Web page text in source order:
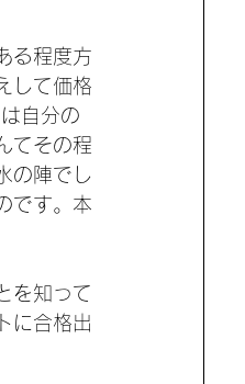
る程度方
して価格
自分の
てその程
の陣でし
です。本
を知って
に合格出